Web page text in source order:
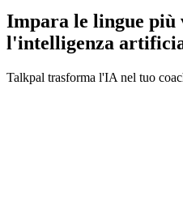
Impara le lingue più
l'intelligenza
Talkpal trasforma l'IA nel tuo